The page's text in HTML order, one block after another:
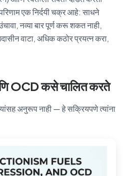
एक निर्दयी चक्र आहे: साधने
नव्या बार पूर्ण करू शकत नाही,
वाटा, अधिक कठोर प्रयत्न करा,
OCD कसे चालित करते
अनुरूप नाही — हे सक्रियपणे त्यांना